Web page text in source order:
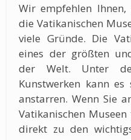
Wir empfehlen
die Vatikanischen
viele Gründe. Die
eines der größten
der Welt. Unter
Kunstwerken kann
anstarren. Wenn Sie
Vatikanischen
direkt zu den